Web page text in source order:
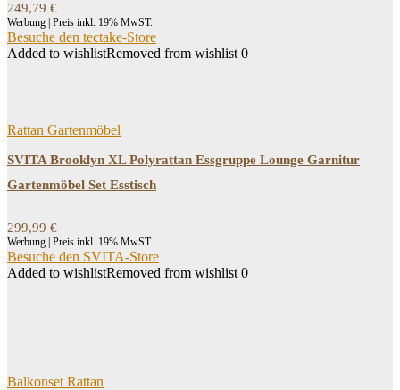
249,79 €
Werbung | Preis inkl. 19% MwST.
Besuche den tectake-Store
Added to wishlistRemoved from wishlist 0
Rattan Gartenmöbel
SVITA Brooklyn XL Polyrattan Essgruppe Lounge Garnitur
Gartenmöbel Set Esstisch
299,99 €
Werbung | Preis inkl. 19% MwST.
Besuche den SVITA-Store
Added to wishlistRemoved from wishlist 0
Balkonset Rattan